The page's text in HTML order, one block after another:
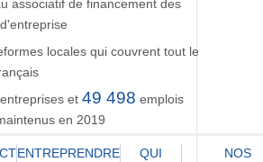
associatif de financement des
locales qui couvrent tout le
entreprises et 49 498 emplois
en 2019
ENTREPRENDRE
QUI
NOS